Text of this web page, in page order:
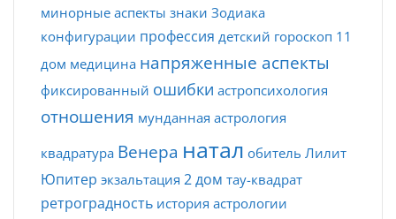
минорные аспекты знаки Зодиака
конфигурации профессия детский гороскоп 11
дом медицина напряженные аспекты
фиксированный ошибки астропсихология
отношения мунданная астрология
квадратура Венера натал обитель Лилит
Юпитер экзальтация 2 дом тау-квадрат
ретроградность история астрологии